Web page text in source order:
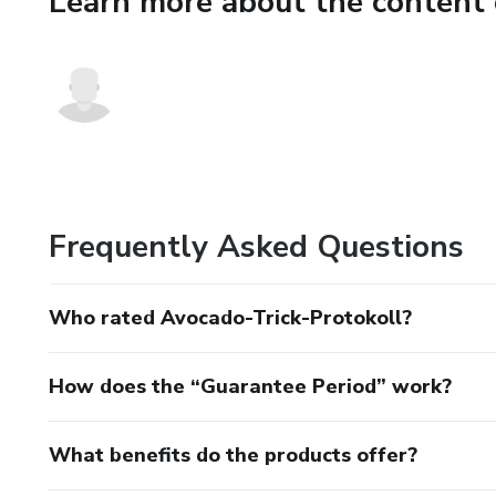
Körper und eine gesündere
Frequently Asked Questions
Who rated Avocado-Trick-Protokoll?
How does the “Guarantee Period” work?
What benefits do the products offer?